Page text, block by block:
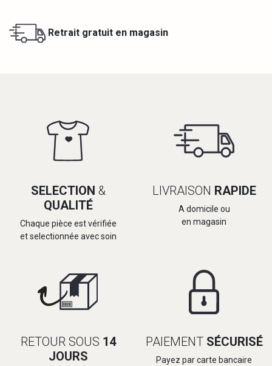
Retrait gratuit en magasin
SELECTION &
QUALITÉ
Chaque pièce est vérifiée
et selectionnée avec soin
LIVRAISON RAPIDE
A domicile ou
en magasin
RETOUR SOUS 14
JOURS
PAIEMENT SÉCURISÉ
Payez par carte bancaire